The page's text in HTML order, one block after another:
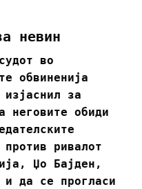
невин
во
обвиненија
за
неговите обиди
ривалот
Џо Бајден,
и да се прогласи